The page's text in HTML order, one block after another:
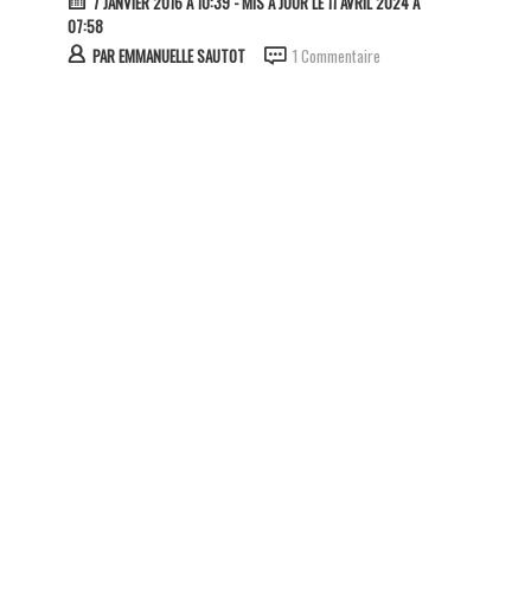
07:58
PAREMMANUELLE SAUTOT 1 Commentaire